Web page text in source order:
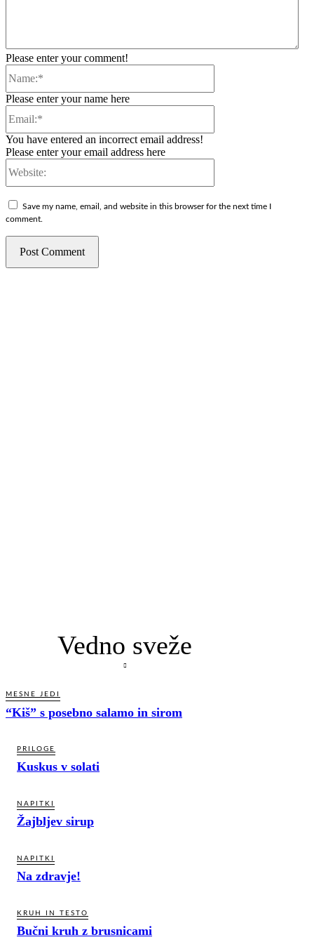
Please enter your comment!
Please enter your name here
You have entered an incorrect email address!
Please enter your email address here
Save my name, email, and website in this browser for the next time I
comment.
Vedno sveže
MESNE JEDI
“Kiš” s posebno salamo in sirom
PRILOGE
Kuskus v solati
NAPITKI
Žajbljev sirup
NAPITKI
Na zdravje!
KRUH IN TESTO
Bučni kruh z brusnicami